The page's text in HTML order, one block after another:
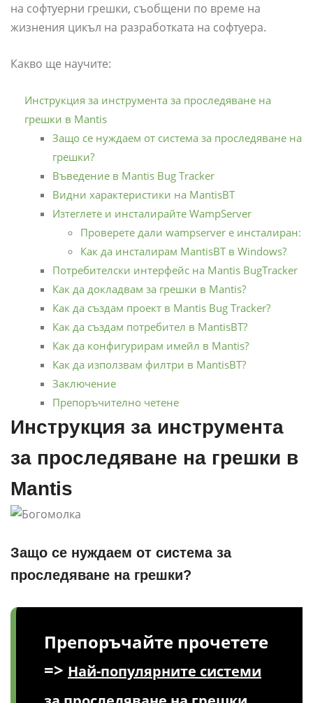
на софтуерни грешки, съобщени по време на
жизнения цикъл на разработката на софтуера.
Какво ще научите:
Инструкция за инструмента за проследяване на
грешки в Mantis
Защо се нуждаем от система за проследяване на
грешки?
Въведение в Mantis Bug Tracker
Видни характеристики на MantisBT
Изтеглете и инсталирайте WampServer
Проверете дали wampserver е инсталиран:
Как да инсталирам MantisBT в Windows?
Потребителски интерфейс на Mantis BugTracker
Как да докладвам за грешки в Mantis?
Как да създам проект в Mantis Bug Tracker?
Как да създам потребител в MantisBT?
Как да конфигурирам имейл в Mantis?
Как да използвам филтри в MantisBT?
Заключение
Препоръчително четене
Инструкция за инструмента
за проследяване на грешки в
Mantis
Защо се нуждаем от система за
проследяване на грешки?
Препоръчайте прочетете
=> Най-популярните системи